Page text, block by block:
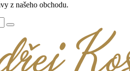
z našeho obchodu.